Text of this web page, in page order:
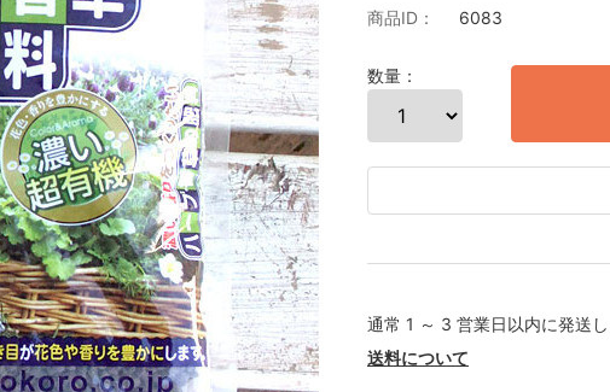
商品ID： 6083
数量：
通常 1 ～ 3 営業日以内に発送
送料について